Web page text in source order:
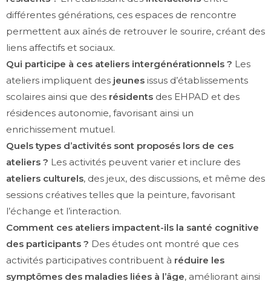
différentes générations, ces espaces de rencontre
permettent aux aînés de retrouver le sourire, créant des
liens affectifs et sociaux.
Qui participe à ces ateliers intergénérationnels ? Les
ateliers impliquent des jeunes issus d’établissements
scolaires ainsi que des résidents des EHPAD et des
résidences autonomie, favorisant ainsi un
enrichissement mutuel.
Quels types d’activités sont proposés lors de ces
ateliers ? Les activités peuvent varier et inclure des
ateliers culturels, des jeux, des discussions, et même des
sessions créatives telles que la peinture, favorisant
l’échange et l’interaction.
Comment ces ateliers impactent-ils la santé cognitive
des participants ? Des études ont montré que ces
activités participatives contribuent à réduire les
symptômes des maladies liées à l’âge, améliorant ainsi